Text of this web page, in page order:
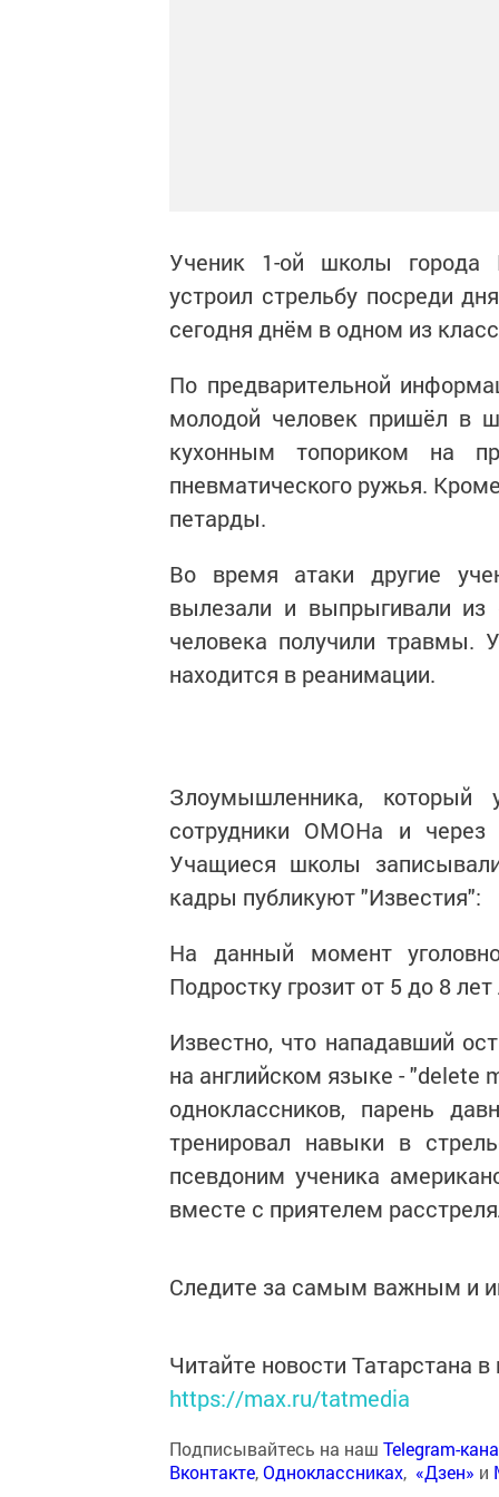
Ученик 1-ой школы города
устроил стрельбу посреди
сегодня днём в одном из
По предварительной
молодой человек пришёл в
кухонным топориком на
пневматического ружья.
петарды.
Во время атаки другие
вылезали и выпрыгивали
человека получили травмы.
находится в реанимации.
Злоумышленника,
сотрудники ОМОНа и
Учащиеся школы
кадры публикуют "Известия":
На данный момент
Подростку грозит от 5 до 8
Известно, что нападавший
на английском языке -
одноклассников, парень
тренировал навыки в
псевдоним ученика
вместе с приятелем
Следите за самым важным и
Читайте новости Татарстана
https://max.ru/tatmedia
Подписывайтесь на наш Telegram-
Вконтакте,Одноклассниках, «Дзен» и